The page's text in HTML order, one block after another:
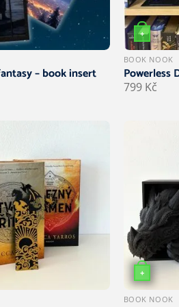
na stránce produktu
– book insert
+
BOOK NOOK
Powerless
799 Kč
+
Tento
BOOK NOOK